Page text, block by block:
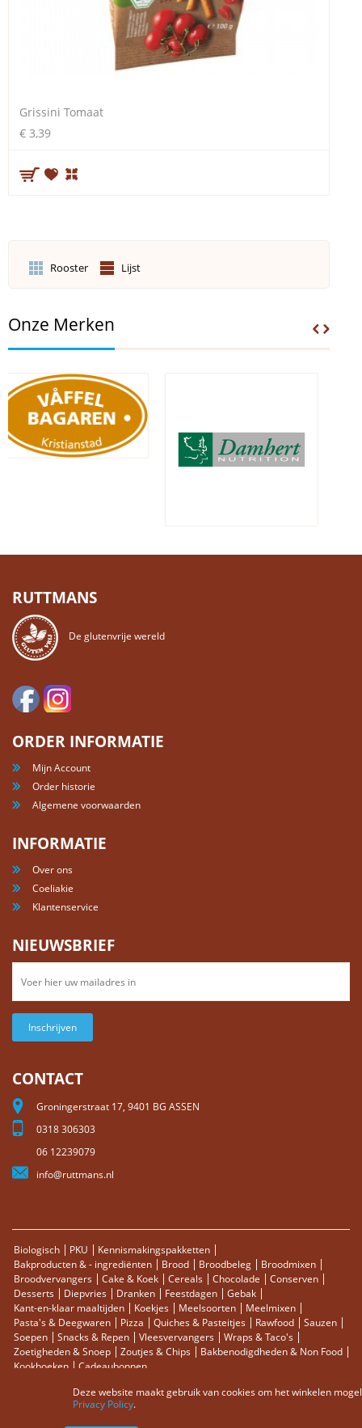
Grissini Tomaat
€ 3,39
Rooster Lijst
Onze Merken
RUTTMANS
De glutenvrije wereld
ORDER INFORMATIE
Mijn Account
Order historie
Algemene voorwaarden
INFORMATIE
Over ons
Coeliakie
Klantenservice
NIEUWSBRIEF
Inschrijven
CONTACT
Groningerstraat 17, 9401 BG ASSEN
0318 306303
06 12239079
info@ruttmans.nl
Biologisch PKU
Kennismakingspakketten
Bakproducten & - ingrediënten
Brood Broodbeleg
Broodmixen
Broodvervangers
Cake & Koek Cereals Chocolade
Conserven
Desserts
Diepvries Dranken Feestdagen
Gebak
Kant-en-klaar maaltijden
Koekjes Meelsoorten
Meelmixen
Pasta's & Deegwaren
Pizza Quiches & Pasteitjes Rawfood
Sauzen
Soepen
Snacks & Repen Vleesvervangers
Wraps & Taco's
Zoetigheden & Snoep
Zoutjes & Chips
Bakbenodigdheden & Non Food
Kookboeken
Cadeaubonnen
Zoektermen Zoeken
Deze website maakt gebruik van cookies om het winkelen
Privacy Policy.